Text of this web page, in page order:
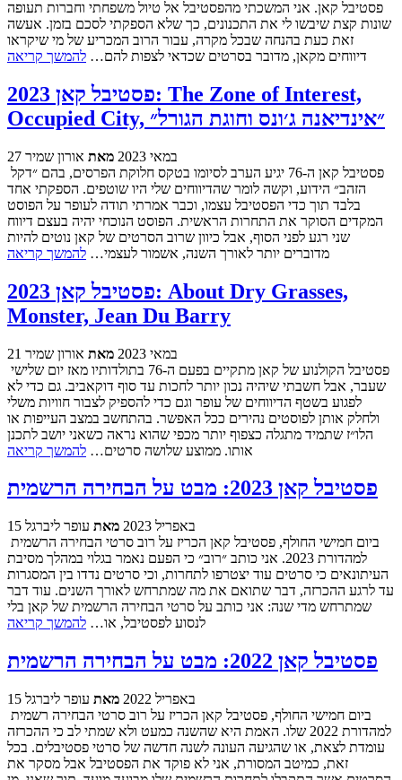
פסטיבל קאן. אני המשכתי מהפסטיבל אל טיול משפחתי וחברות תעופה
שונות קצת שיבשו לי את התכנונים, כך שלא הספקתי לסכם בזמן. אעשה
זאת כעת בהנחה שבכל מקרה, עבור הרוב המכריע של מי שיקראו
דיווחים מקאן, מדובר בסרטים שכדאי לצפות להם… להמשך קריאה
פסטיבל קאן 2023: The Zone of Interest,
Occupied City, ״אינדיאנה ג׳ונס וחוגת הגורל״
27 במאי 2023 מאת אורון שמיר
הזהב״ הידוע, וקשה לומר שהדיווחים שלי היו שוטפים. הספקתי אחד
בלבד תוך כדי הפסטיבל עצמו, וכבר אמרתי תודה לעופר על הפוסט
המקדים הסוקר את התחרות הראשית. הפוסט הנוכחי יהיה בעצם דיווח
שני רגע לפני הסוף, אבל כיוון שרוב הסרטים של קאן נוטים להיות
מדוברים יותר לאורך השנה, אשמור לעצמי… להמשך קריאה
פסטיבל קאן 2023: About Dry Grasses,
Monster, Jean Du Barry
21 במאי 2023 מאת אורון שמיר
שעבר, אבל חשבתי שיהיה נכון יותר לחכות עד סוף דוקאביב. גם כדי לא
לפגוע בשטף הדיווחים של עופר וגם כדי להספיק לצבור חוויות משלי
ולחלק אותן לפוסטים נהירים ככל האפשר. בהתחשב במצב העייפות או
הלו״ז שתמיד מתגלה כצפוף יותר מכפי שהוא נראה כשאני יושב לתכנן
אותו. ממוצע שלושה סרטים… להמשך קריאה
פסטיבל קאן 2023: מבט על הבחירה הרשמית
15 באפריל 2023 מאת עופר ליברגל
למהדורת 2023. אני כותב ״רוב״ כי הפעם נאמר בגלוי במהלך מסיבת
העיתונאים כי סרטים עוד יצטרפו לתחרות, וכי סרטים נדדו בין המסגרות
עד לרגע ההכרזה, דבר שתואם את מה שמתרחש לאורך השנים. עוד דבר
שמתרחש מדי שנה: אני כותב על סרטי הבחירה הרשמית של קאן בלי
לנסוע לפסטיבל, או… להמשך קריאה
פסטיבל קאן 2022: מבט על הבחירה הרשמית
15 באפריל 2022 מאת עופר ליברגל
למהדורת 2022 שלו. האמת היא שהשנה כמעט ולא שמתי לב כי ההכרזה
עומדת לצאת, או שהגיעה העונה לשנה חדשה של סרטי פסטיבלים. בכל
זאת, כמיטב המסורת, אני לא פוקד את הפסטיבל אבל מסקר את